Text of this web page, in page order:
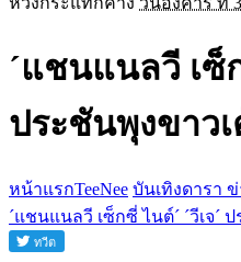
´แชนแนลวี เซ็
ประชันพุงขาว
หน้าแรกTeeNee บันเทิงดารา
´แชนแนลวี เซ็กซี่ ไนต์´ ´วีเจ´